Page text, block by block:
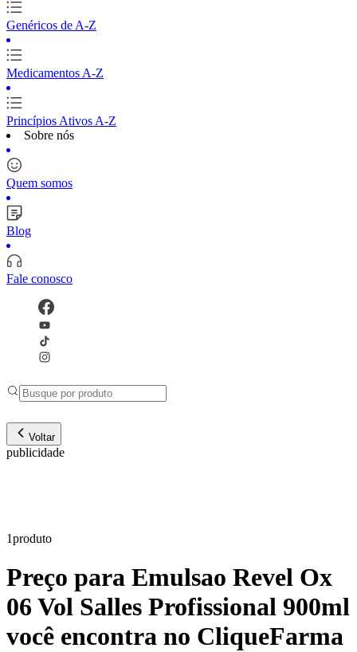
Genéricos de A-Z
Medicamentos A-Z
Princípios Ativos A-Z
Sobre nós
Quem somos
Blog
Fale conosco
Voltar
publicidade
1produto
Preço para Emulsao Revel Ox
06 Vol Salles Profissional 900ml
você encontra no CliqueFarma